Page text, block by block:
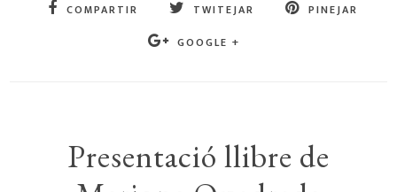
COMPARTIR TWITEJAR
PINEJAR
GOOGLE +
Presentació llibre de